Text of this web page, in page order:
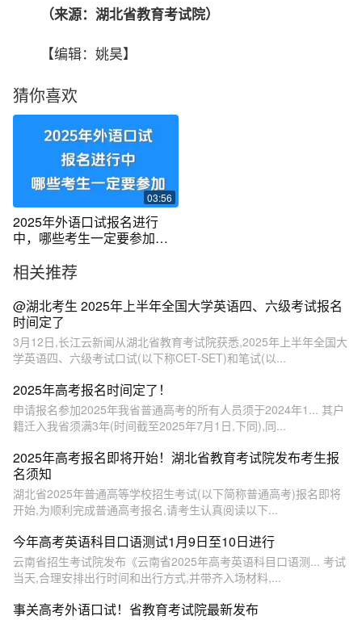
（来源：湖北省教育考试院）
【编辑：姚昊】
猜你喜欢
03:56
2025年外语口试报名进行
中，哪些考生一定要参加，
相关推荐
@湖北考生 2025年上半年全国大学英语四、六级考试报名
时间定了
3月12日,长江云新闻从湖北省教育考试院获悉,2025年上半年全国大
学英语四、六级考试口试(以下称CET-SET)和笔试(以...
2025年高考报名时间定了！
申请报名参加2025年我省普通高考的所有人员须于2024年1... 其户
籍迁入我省须满3年(时间截至2025年7月1日,下同),同...
2025年高考报名即将开始！湖北省教育考试院发布考生报
名须知
湖北省2025年普通高等学校招生考试(以下简称普通高考)报名即将
开始,为顺利完成普通高考报名,请考生认真阅读以下...
今年高考英语科目口语测试1月9日至10日进行
云南省招生考试院发布《云南省2025年高考英语科目口语测... 考试
当天,合理安排出行时间和出行方式,并带齐入场材料,...
事关高考外语口试！省教育考试院最新发布